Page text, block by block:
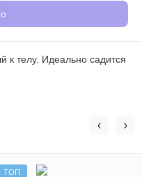
к телу. Идеально садится
ТОП